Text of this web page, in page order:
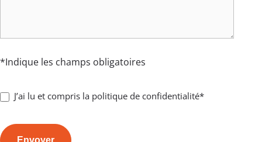
*Indique les champs obligatoires
J’ai lu et compris la politique de confidentialité*